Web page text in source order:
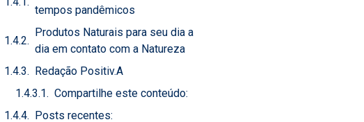
tempos pandêmicos
Produtos Naturais para seu dia a
dia em contato com a Natureza
Redação Positiv.A
Compartilhe este conteúdo:
Posts recentes: